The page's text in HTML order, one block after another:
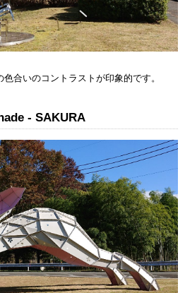
合いのコントラストが印象的です。
- SAKURA